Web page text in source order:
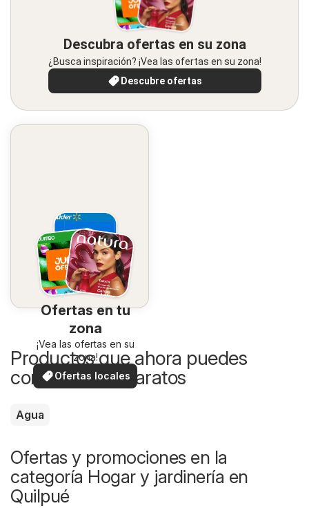
Descubra ofertas en su zona
¿Busca inspiración? ¡Vea las ofertas en su zona!
Descubre ofertas
Ofertas en tu
zona
¡Vea las ofertas en su
zona!
Ofertas locales
Productos que ahora puedes
comprar más baratos
Agua
Ofertas y promociones en la
categoría Hogar y jardinería en
Quilpué